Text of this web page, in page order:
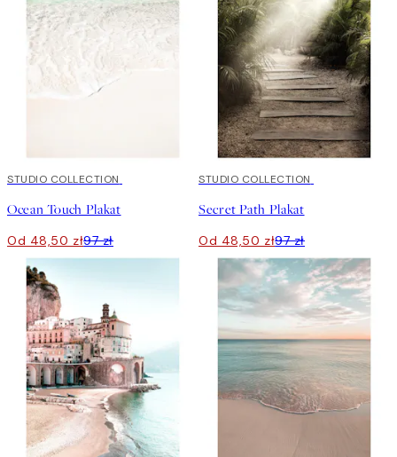
50%*
STUDIO COLLECTION
Ocean Touch Plakat
Od 48,50 zł97 zł
50%*
STUDIO COLLECTION
Secret Path Plakat
Od 48,50 zł97 zł